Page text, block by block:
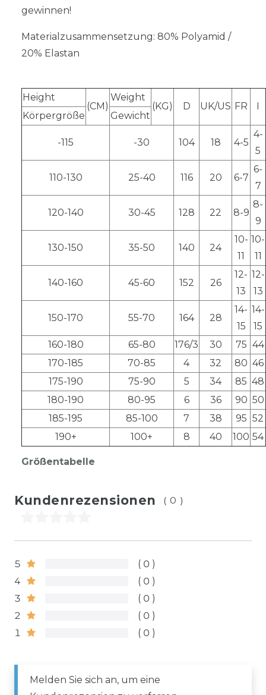
gewinnen!
Materialzusammensetzung: 80% Polyamid /
20% Elastan
Größentabelle
Height
(CM)
Weight
(KG) D UK/US FR
I
Körpergröße
Gewicht
-115 -30 104 18 4-5
4-
5
110-130 25-40 116 20 6-7
6-
7
120-140 30-45 128 22 8-9
8-
9
130-150 35-50 140 24
10-
11
10-
11
140-160 45-60 152 26
12-
13
12-
13
150-170 55-70 164 28
14-
15
14-
15
160-180
65-80 176/3 30 75 44
170-185
70-85 4 32 80 46
175-190
75-90 5 34 85 48
180-190
80-95 6 36 90 50
185-195
85-100 7 38 95 52
190+
100+ 8 40 100 54
Kundenrezensionen (0)
5
0
4
0
3
0
2
0
1
0
Melden Sie sich an, um eine